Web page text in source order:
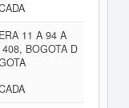
11 A 94 A
BOGOTA D